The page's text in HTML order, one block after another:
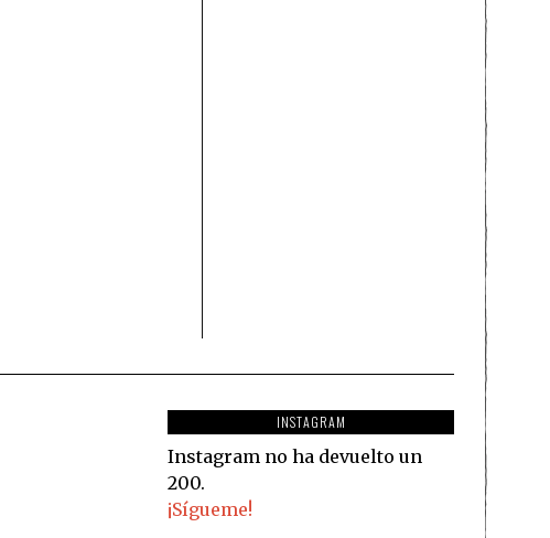
INSTAGRAM
Instagram no ha devuelto un
200.
¡Sígueme!